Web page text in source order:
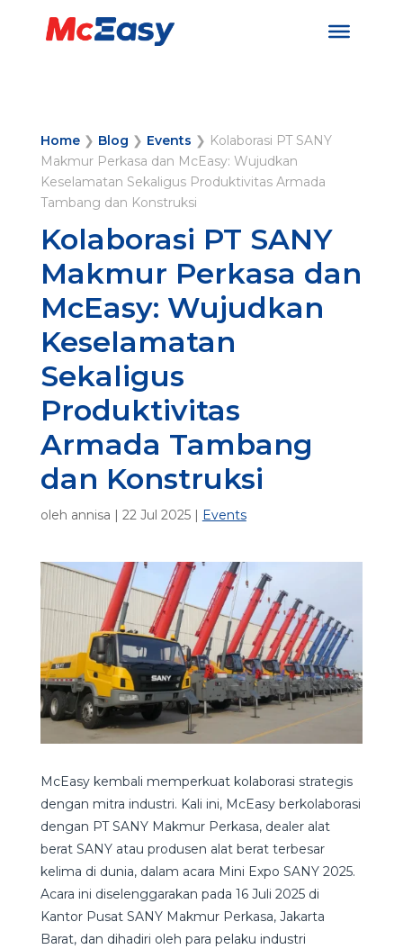
Home❯ Blog ❯ Events ❯ Kolaborasi PT SANY
Makmur Perkasa dan McEasy: Wujudkan
Keselamatan Sekaligus Produktivitas Armada
Tambang dan Konstruksi
Kolaborasi PT SANY
Makmur Perkasa dan
McEasy: Wujudkan
Keselamatan
Sekaligus
Produktivitas
Armada Tambang
dan Konstruksi
oleh annisa | 22 Jul 2025| Events
McEasy kembali memperkuat kolaborasi strategis
dengan mitra industri. Kali ini, McEasy berkolaborasi
dengan PT SANY Makmur Perkasa, dealer alat
berat SANY atau produsen alat berat terbesar
kelima di dunia, dalam acara Mini Expo SANY 2025.
Acara ini diselenggarakan pada 16 Juli 2025 di
Kantor Pusat SANY Makmur Perkasa, Jakarta
Barat, dan dihadiri oleh para pelaku industri